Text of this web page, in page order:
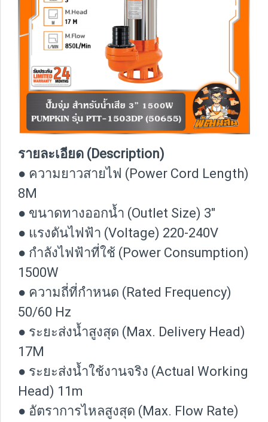
รายละเอียด (Description)
● ความยาวสายไฟ (Power Cord Length)
8M
● ขนาดทางออกน้ำ (Outlet Size) 3″
● แรงดันไฟฟ้า (Voltage) 220-240V
● กำลังไฟฟ้าที่ใช้ (Power Consumption)
1500W
● ความถี่ที่กำหนด (Rated Frequency)
50/60 Hz
● ระยะส่งน้ำสูงสุด (Max. Delivery Head)
17M
● ระยะส่งน้ำใช้งานจริง (Actual Working
Head) 11m
● อัตราการไหลสูงสุด (Max. Flow Rate)